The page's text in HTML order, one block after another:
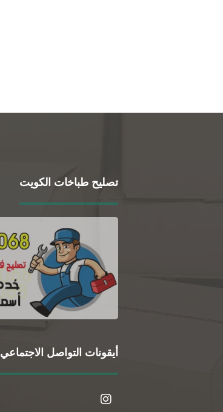
تصليح طباخات الكويت
أيقونات التواصل الاجتماعي